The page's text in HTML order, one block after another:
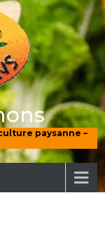
paysanne –